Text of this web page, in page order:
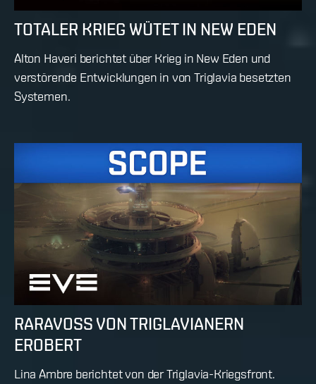
TOTALER KRIEG WÜTET IN NEW EDEN
Alton Haveri berichtet über Krieg in New Eden und
verstörende Entwicklungen in von Triglavia besetzten
Systemen.
RARAVOSS VON TRIGLAVIANERN
EROBERT
Lina Ambre berichtet von der Triglavia-Kriegsfront.